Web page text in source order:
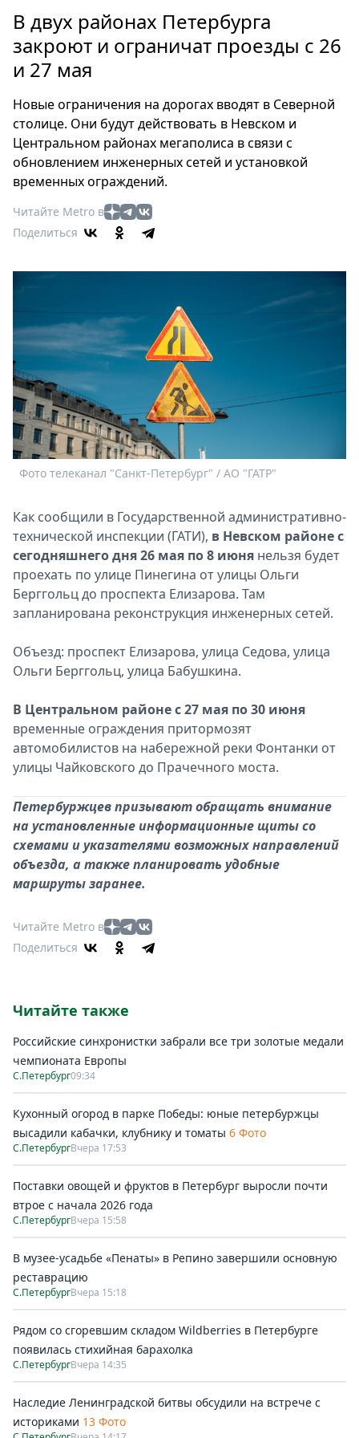
Россия
Мир
Здоровье
Туризм
Мода
Театр
Кино
Афиша
Книги
Пресс-
О
Metro
Стримы
Спецпроекты
Звезды
Выборы
2026
Скачай
Metro
В двух районах Петербурга
закроют и ограничат проезды с 26
и 27 мая
Новые ограничения на дорогах вводят в Северной
столице. Они будут действовать в Невском и
Центральном районах мегаполиса в связи с
обновлением инженерных сетей и установкой
временных ограждений.
Читайте Metro в
Поделиться
Фото телеканал "Санкт-Петербург" / АО "ГАТР"
Как сообщили в Государственной административно-
технической инспекции (ГАТИ), в Невском районе с
сегодняшнего дня 26 мая по 8 июня нельзя будет
проехать по улице Пинегина от улицы Ольги
Берггольц до проспекта Елизарова. Там
запланирована реконструкция инженерных сетей.
Объезд: проспект Елизарова, улица Седова, улица
Ольги Берггольц, улица Бабушкина.
В Центральном районе с 27 мая по 30 июня
временные ограждения притормозят
автомобилистов на набережной реки Фонтанки от
улицы Чайковского до Прачечного моста.
Петербуржцев призывают обращать внимание
на установленные информационные щиты со
схемами и указателями возможных направлений
объезда, а также планировать удобные
маршруты заранее.
Читайте Metro в
Поделиться
Читайте также
Российские синхронистки забрали все три золотые медали
чемпионата Европы
С.Петербург09:34
Кухонный огород в парке Победы: юные петербуржцы
высадили кабачки, клубнику и томаты 6 Фото
С.ПетербургВчера 17:53
Поставки овощей и фруктов в Петербург выросли почти
втрое с начала 2026 года
С.ПетербургВчера 15:58
В музее-усадьбе «Пенаты» в Репино завершили основную
реставрацию
С.ПетербургВчера 15:18
Рядом со сгоревшим складом Wildberries в Петербурге
появилась стихийная барахолка
С.ПетербургВчера 14:35
Наследие Ленинградской битвы обсудили на встрече с
историками 13 Фото